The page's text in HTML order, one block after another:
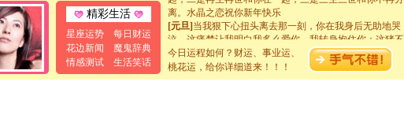
精彩生活
星座运势
每日财运
花边新闻
魔鬼辞典
情感测试
生活笑话
离。水晶之恋祝你新年快乐
[元旦] 当我狠下心扭头离去那一刻，你在我身后无助地哭
泣，这痛楚让我明白我多么爱你。我转身抱住你：这猪不
卖了。水晶之恋祝你新年快乐。
[春节]风柔雨润好月圆，半岛铁盒伴身边，每日尽显开心
颜！冬去春来似水如烟，劳碌人生需尽欢！听一曲轻歌，
今日运程如何？财运、事业运、
桃花运，给你详细道来！！！